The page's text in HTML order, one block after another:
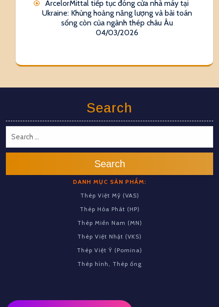
ArcelorMittal tiếp tục đóng cửa nhà máy tại
Ukraine: Khủng hoảng năng lượng và bài toán
sống còn của ngành thép châu Âu
04/03/2026
Search
Search
DANH MỤC SẢN PHẨM:
Thép Việt Mỹ (VAS)
Thép Hòa Phát (HP)
Thép Miền Nam (MN)
Thép Việt Nhật (VKS)
Thép Việt Ý (Pomina)
Thép hình, Thép ống